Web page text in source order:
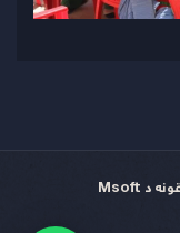
Msoft